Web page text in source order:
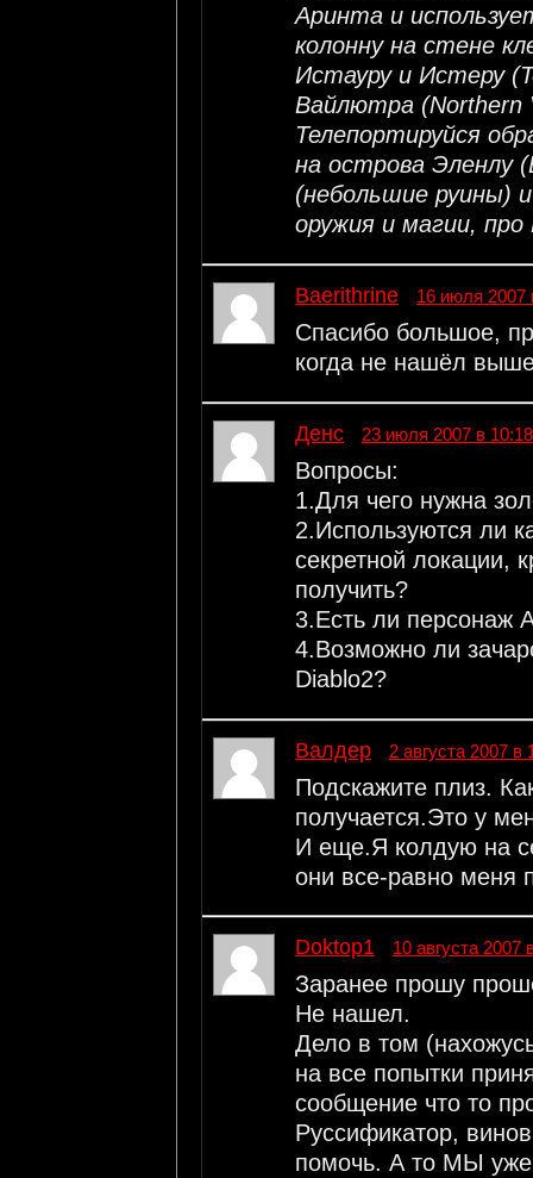
Аринта и
колонну на стене
Истауру и Истеру
Вайлютра (Northern
Телепортируйся
на острова Эленлу
(небольшие руины)
оружия и магии,
Baerithrine 16 июля 2007
Спасибо большое,
когда не нашёл
Денс 23 июля 2007 в 10:18
Вопросы:
1.Для чего нужна
2.Используются ли
секретной локации,
получить?
3.Есть ли персонаж
4.Возможно ли
Diablo2?
Валдер 2 августа 2007 в
Подскажите плиз.
получается.Это у
И еще.Я колдую на
они все-равно меня
Doktop1 10 августа 2007
Заранее прошу
Не нашел.
Дело в том
на все попытки
сообщение что то
Руссификатор,
помочь. А то МЫ уже